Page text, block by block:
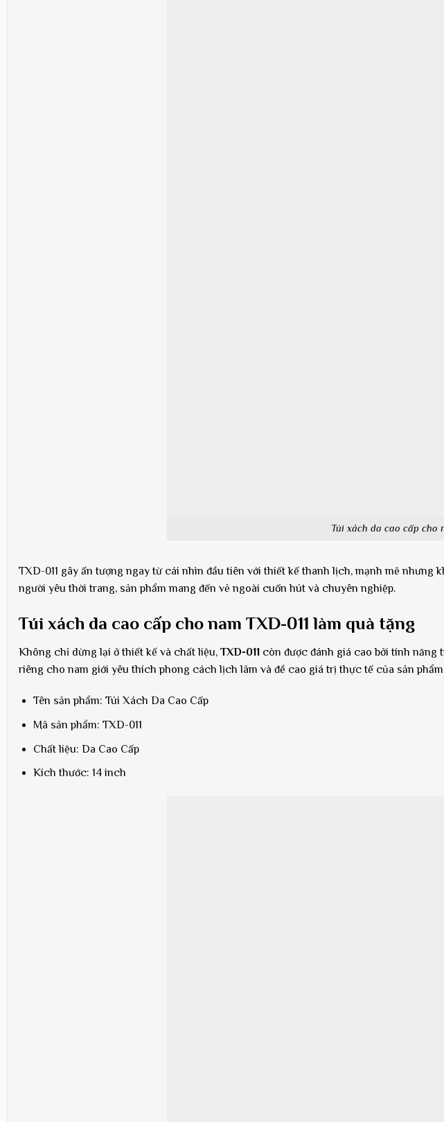
Túi xách da cao cấp cho
TXD-011 gây ấn tượng ngay từ cái nhìn đầu tiên với thiết kế thanh lịch, mạnh mẽ
người yêu thời trang, sản phẩm mang đến vẻ ngoài cuốn hút và chuyên nghiệp.
Túi xách da cao cấp cho nam TXD-011 làm quà tặng
Không chỉ dừng lại ở thiết kế và chất liệu, TXD-011còn được đánh giá cao bởi tính năng
riêng cho nam giới yêu thích phong cách lịch lãm và đề cao giá trị thực tế của sản
Tên sản phẩm: Túi Xách Da Cao Cấp
Mã sản phẩm: TXD-011
Chất liệu: Da Cao Cấp
Kích thước: 14 inch